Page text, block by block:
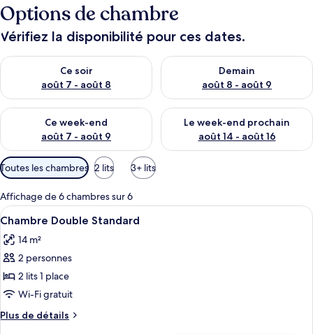
Options de chambre
Vérifiez la disponibilité pour ces dates.
Ce soir
août 7 - août 8
Vérifier la disponibilité pour ce soir août 7 - août 8
Demain
août 8 - août 9
Vérifier la disponibilité pour
Ce week-end
août 7 - août 9
Vérifier la disponibilité pour ce week-end août 7 - août 9
Le week-end prochain
août 14 - août 16
Vérifier la disponibilité pour
Filtres
disponibles
pour
les
chambres
Toutes les chambres 2 lits 3+ lits
Affichage de 6 chambres sur 6
Afficher
toutes
les
photos
pour
ce
type
de
Une chambre d’hôtel avec un lit
7
Chambre Double Standard
14 m²
2 personnes
2 lits 1 place
Wi-Fi gratuit
Plus de détails
Plus